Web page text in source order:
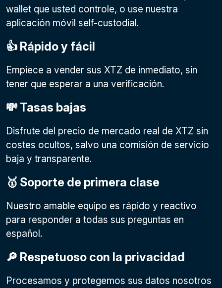
wallet que usted controle, o use nuestra
aplicación móvil self-custodial.
👍 Rápido y fácil
Empiece a vender sus XTZ de inmediato, sin
tener que esperar a una verificación.
💸 Tasas bajas
Disfrute del precio de mercado real de XTZ sin
costes ocultos, salvo una comisión de servicio
baja y transparente.
🥇 Soporte de primera clase
Nuestro amable equipo es rápido y reactivo
para responder a todas sus preguntas en
español.
🔎 Respetuoso con la privacidad
Procesamos y protegemos sus datos nosotros